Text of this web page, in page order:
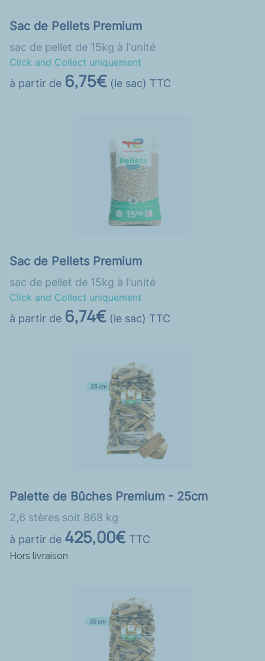
Sac de Pellets Premium
sac de pellet de 15kg à l'unité
Click and Collect uniquement
à partir de 6,75€ (le sac) TTC
Sac de Pellets Premium
sac de pellet de 15kg à l'unité
Click and Collect uniquement
à partir de 6,74€ (le sac) TTC
Palette de Bûches Premium - 25cm
2,6 stères soit 868 kg
à partir de 425,00€ TTC
Hors livraison